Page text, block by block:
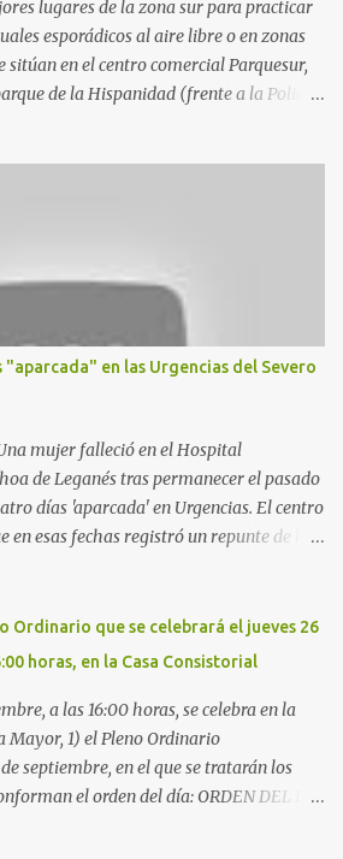
lugares de la zona sur para practicar
esporádicos al aire libre o en zonas
sitúan en el centro comercial Parquesur,
de la Hispanidad (frente a la Policía
y caminos entre el estadio y Plaza
de Polvoranca, entre Leganés y
de la Hispanidad, situado frente a
de la calle Chile, 1, y junto al
Más información
en las Urgencias del Severo
mujer falleció en el Hospital
de Leganés tras permanecer el pasado
días 'aparcada' en Urgencias. El centro
esas fechas registró un repunte de las
su dolencia por culpa de un resfriado.
del año pasado en el Hospital
y sin poder descansar. Su hija, que
grabó un vídeo de la situación
pasillos estaban repletos de enfermos y
las vacaciones de Navidad, además de
Ordinario que se celebrará el jueves 26
horas, en la Casa Consistorial
a las 16:00 horas, se celebra en la
Mayor, 1) el Pleno Ordinario
septiembre, en el que se tratarán los
el orden del día: ORDEN DEL DÍA